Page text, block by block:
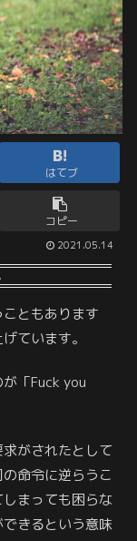
はてブ
コピー
2021.05.14
ともあります
ています。
「Fuck you
がされたとして
命令に逆らうこ
まっても困らな
きるという意味